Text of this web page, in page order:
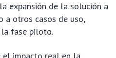
expansión de la solución a
a otros casos de uso,
fase piloto.